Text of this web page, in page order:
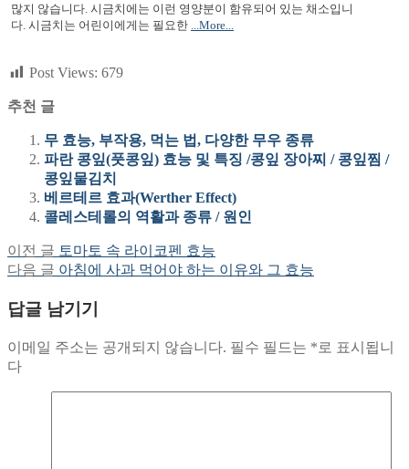
많지 않습니다. 시금치에는 이런 영양분이 함유되어 있는 채소입니
다. 시금치는 어린이에게는 필요한
...More...
Post Views: 679
추천 글
무 효능, 부작용, 먹는 법, 다양한 무우 종류
파란 콩잎(풋콩잎) 효능 및 특징 /콩잎 장아찌 / 콩잎찜 /
콩잎물김치
베르테르 효과(Werther Effect)
콜레스테롤의 역활과 종류 / 원인
글
탐
색
이전 글 Previous
post:
토마토 속 라이코펜 효능
다음 글 Next
아침에 사과 먹어야 하는 이유와 그 효능
답글 남기기
이메일 주소는 공개되지 않습니다. 필수 필드는 * 로 표시됩니
다